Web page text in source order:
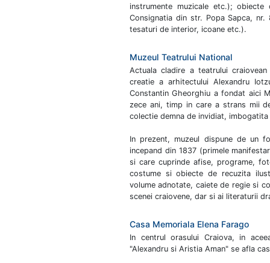
instrumente muzicale etc.);
Consignatia din str. Popa Sapca,
tesaturi de interior, icoane etc.).
Muzeul Teatrului National
Actuala cladire a teatrului
creatie a arhitectului Alexandru
Constantin Gheorghiu a fondat aici
zece ani, timp in care a strans mii
colectie demna de invidiat,
In prezent, muzeul dispune de un
incepand din 1837 (primele
si care cuprinde afise, programe,
costume si obiecte de recuzita
volume adnotate, caiete de regie si
scenei craiovene, dar si ai literaturii
Casa Memoriala Elena Farago
In centrul orasului Craiova, in
"Alexandru si Aristia Aman" se afla